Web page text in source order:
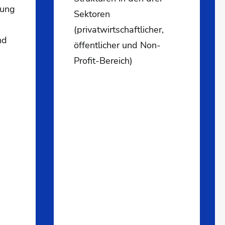
Sektoren
(privatwirtschaftlicher,
öffentlicher und Non-
Profit-Bereich)